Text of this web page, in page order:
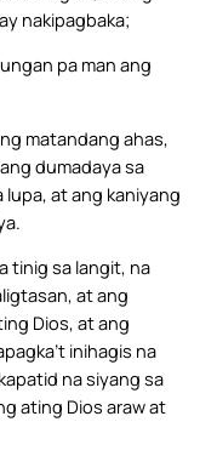
nakipagbaka;
pa man ang
matandang ahas,
dumadaya sa
lupa, at ang kaniyang
tinig sa langit, na
at ang
Dios, at ang
inihagis na
na siyang sa
ating Dios araw at